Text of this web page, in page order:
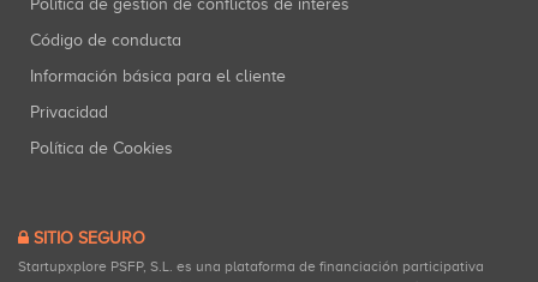
Política de gestión de conflictos de interés
Código de conducta
Información básica para el cliente
Privacidad
Política de Cookies
SITIO SEGURO
Startupxplore PSFP, S.L. es una plataforma de financiación participativa